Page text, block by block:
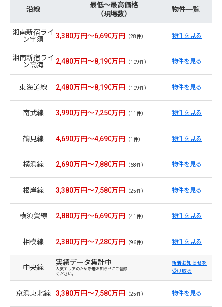
沿線
最低～最高価格
（現場数）
物件一覧
湘南新宿ライ
ン宇須
3,380万円～6,690万円 （28件） 物件を見る
湘南新宿ライ
ン高海
2,480万円～8,190万円 （109件） 物件を見る
東海道線 2,480万円～8,190万円 （109件） 物件を見る
南武線 3,990万円～7,250万円 （11件） 物件を見る
鶴見線 4,690万円～4,690万円 （1件） 物件を見る
横浜線 2,690万円～7,880万円 （68件） 物件を見る
根岸線 3,380万円～7,580万円 （25件） 物件を見る
横須賀線 2,880万円～6,690万円 （41件） 物件を見る
相模線 2,380万円～7,280万円 （96件） 物件を見る
中央線
実績データ集計中
人気エリアのため新着お知らせにご登録
ください。
新着お知らせを
受け取る
京浜東北線 3,380万円～7,580万円 （25件） 物件を見る